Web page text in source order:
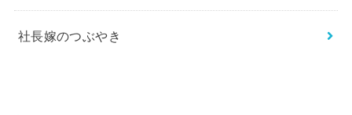
社長嫁のつぶやき